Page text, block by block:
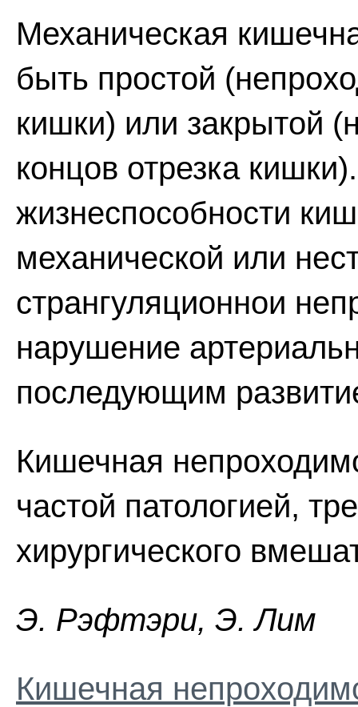
Механическая
быть простой
кишки) или закрытой
концов отрезка
жизнеспособности
механической или
странгуляционнои
нарушение
последующим
Кишечная
частой патологией,
хирургического
Э. Pэфтэpи, Э. Лим
Кишечная